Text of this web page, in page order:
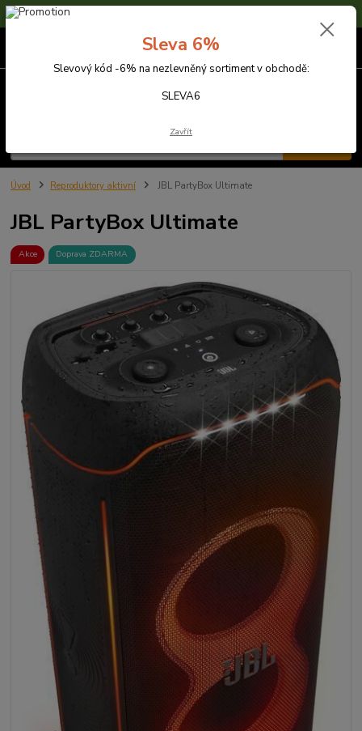
Sleva 6% na nezlevněné zboží s kódem SLEVA6
Úvod Reproduktory aktivní JBL PartyBox Ultimate
JBL PartyBox Ultimate
Akce Doprava ZDARMA
Sleva 6%
Slevový kód -6% na nezlevněný sortiment v obchodě:
SLEVA6
Zavřít